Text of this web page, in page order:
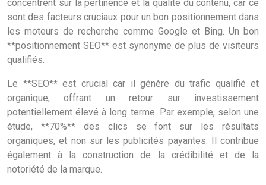
concentrent sur la pertinence et la qualité du contenu, car ce
sont des facteurs cruciaux pour un bon positionnement dans
les moteurs de recherche comme Google et Bing. Un bon
**positionnement SEO** est synonyme de plus de visiteurs
qualifiés.
Le **SEO** est crucial car il génère du trafic qualifié et
organique, offrant un retour sur investissement
potentiellement élevé à long terme. Par exemple, selon une
étude, **70%** des clics se font sur les résultats
organiques, et non sur les publicités payantes. Il contribue
également à la construction de la crédibilité et de la
notoriété de la marque.